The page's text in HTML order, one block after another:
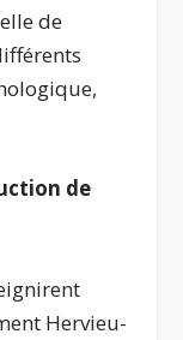
de
de
Hervieu-